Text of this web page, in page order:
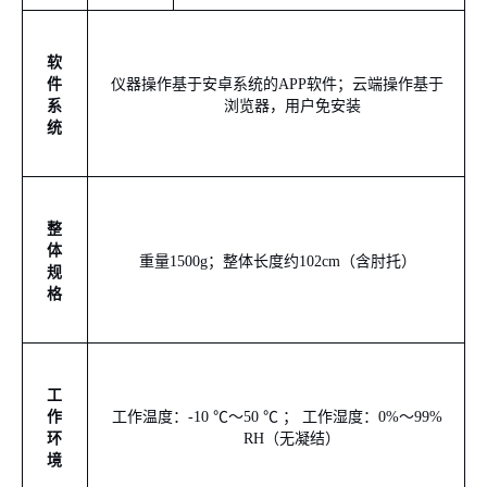
软
件
系
统
仪器操作基于安卓系统的APP软件；云端操作基于
浏览器，用户免安装
整
体
规
格
重量1500g；整体长度约102cm（含肘托）
工
作
环
境
工作温度：-10 ℃～50 ℃ ； 工作湿度：0%～99%
RH （无凝结）